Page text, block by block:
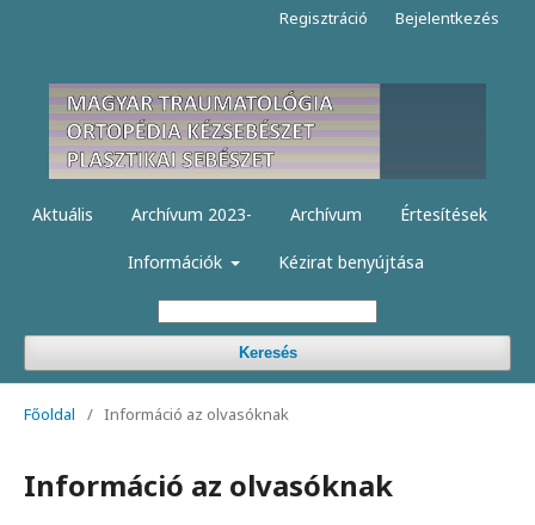
Aktuális Archívum 2023- Archívum Értesítések
Információk Kézirat benyújtása
Keresés
Regisztráció Bejelentkezés
Főoldal / Információ az olvasóknak
Információ az olvasóknak